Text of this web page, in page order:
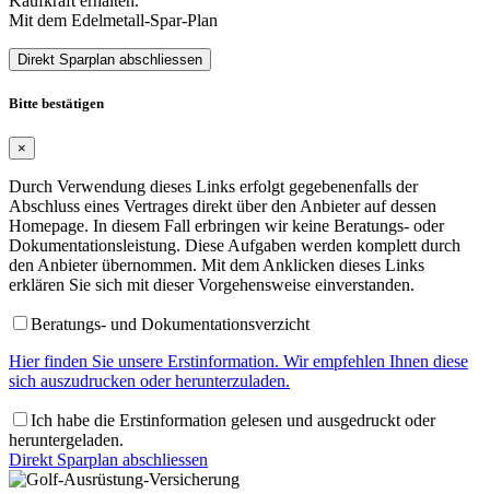
Mit dem Edelmetall-Spar-Plan
Direkt Sparplan abschliessen
Bitte bestätigen
×
Durch Verwendung dieses Links erfolgt gegebenenfalls der
Abschluss eines Vertrages direkt über den Anbieter auf dessen
Homepage. In diesem Fall erbringen wir keine Beratungs- oder
Dokumentationsleistung. Diese Aufgaben werden komplett durch
den Anbieter übernommen. Mit dem Anklicken dieses Links
erklären Sie sich mit dieser Vorgehensweise einverstanden.
Beratungs- und Dokumentationsverzicht
Hier finden Sie unsere Erstinformation. Wir empfehlen Ihnen diese
sich auszudrucken oder herunterzuladen.
Ich habe die Erstinformation gelesen und ausgedruckt oder
heruntergeladen.
Direkt Sparplan abschliessen